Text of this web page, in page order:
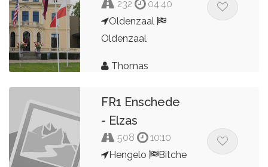
232
04:40
Oldenzaal
Oldenzaal
Thomas
FR1 Enschede
- Elzas
508
10:10
Hengelo
Bitche